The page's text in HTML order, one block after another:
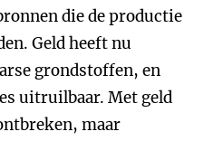
die de productie
Geld heeft nu
grondstoffen, en
uitruilbaar. Met geld
maar